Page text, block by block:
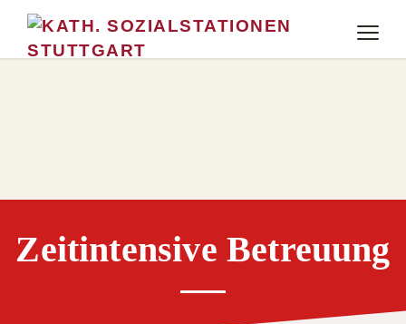
Zeitintensive Betreuung